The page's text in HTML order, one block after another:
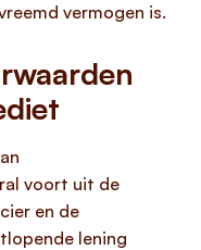
vermogen is.
voort uit de
en de
lening